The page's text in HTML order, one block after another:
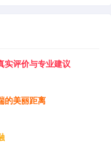
实评价与专业建议
的美丽距离